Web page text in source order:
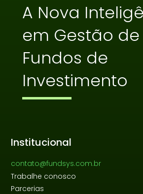
A Nova
em Gestão de
Fundos de
Investimento
Institucional
contato@fundsys.com.br
Trabalhe conosco
Parcerias